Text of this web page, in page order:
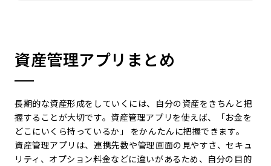
資産管理アプリまとめ
長期的な資産形成をしていくには、自分の資産をきちんと把
握することが大切です。資産管理アプリを使えば、「お金を
どこにいくら持っているか」 をかんたんに把握できます。
資産管理アプリは、連携先数や管理画面の見やすさ、セキュ
リティ、オプション料金などに違いがあるため、自分の目的